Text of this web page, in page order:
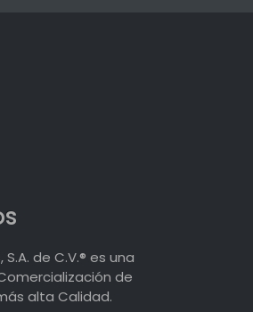
de C.V.® es una
de
alta Calidad.